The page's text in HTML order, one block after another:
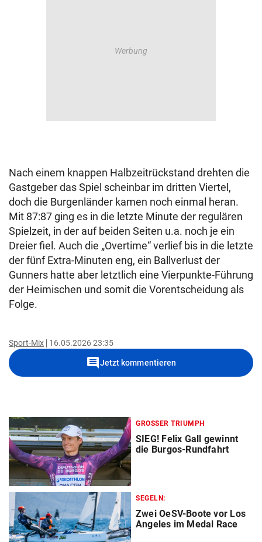
Nach einem knappen Halbzeitrückstand drehten die
Gastgeber das Spiel scheinbar im dritten Viertel,
doch die Burgenländer kamen noch einmal heran.
Mit 87:87 ging es in die letzte Minute der regulären
Spielzeit, in der auf beiden Seiten u.a. noch je ein
Dreier fiel. Auch die „Overtime“ verlief bis in die letzte
der fünf Extra-Minuten eng, ein Ballverlust der
Gunners hatte aber letztlich eine Vierpunkte-Führung
der Heimischen und somit die Vorentscheidung als
Folge.
Sport-Mix 16.05.2026 23:35
commentJetzt kommentieren
GROSSER TRIUMPH
SIEG! Felix Gall gewinnt
die Burgos-Rundfahrt
SEGELN:
Zwei OeSV-Boote vor Los
Angeles im Medal Race